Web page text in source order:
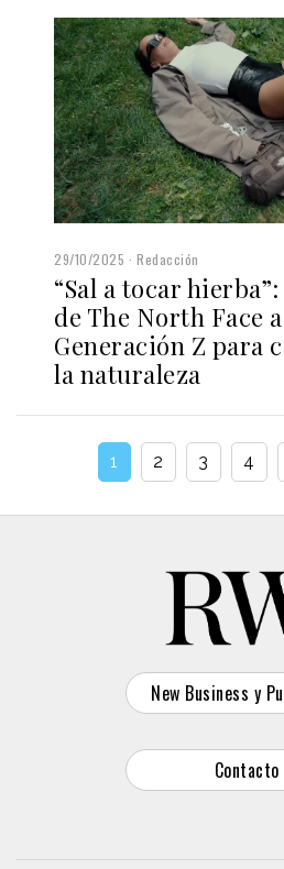
29/10/2025 Redacción
“Sal a tocar
de The North Face
Generación Z para
la naturaleza
1 2 3 4
New Business y
Contacto